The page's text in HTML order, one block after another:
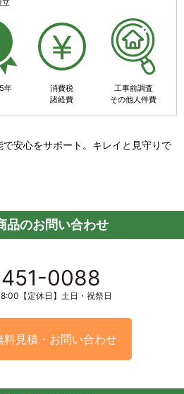
立
年
消費税
諸経費
工事前調査
その他人件費
安心をサポート。キレイと見守りで
品のお問い合わせ
0088
【定休日】土日・祝祭日
料見積・お問い合わせ